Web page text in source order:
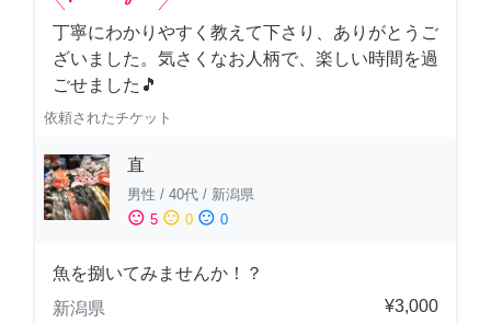
丁寧にわかりやすく教えて下さり、ありがとうご
ざいました。気さくなお人柄で、楽しい時間を過
ごせました🎵
依頼されたチケット
直
男性 / 40代 / 新潟県
sentiment_satisfied 5 sentiment_neutral 0 sentiment_dissatisfied 0
魚を捌いてみませんか！？
新潟県
¥3,000